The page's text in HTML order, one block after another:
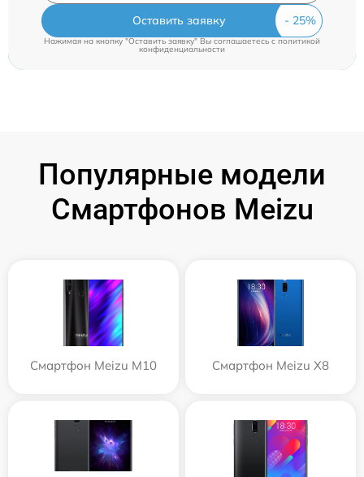
Оставить заявку
Нажимая на кнопку "Оставить заявку" Вы соглашаетесь cполитикой
конфиденциальности
Популярные модели
Смартфонов Meizu
Смартфон Meizu M10 Смартфон Meizu X8